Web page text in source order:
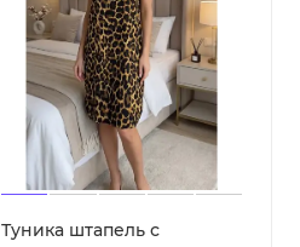
Туника штапель с